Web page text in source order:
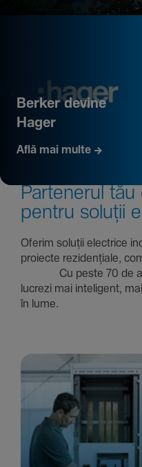
Berker devine
Hager
Află mai multe
Parte­nerul
pentru soluții
Oferim soluții electrice
proiecte rezi­den­țiale,
Cu peste 70 de ani
lucrezi mai inte­li­gent,
în lume.